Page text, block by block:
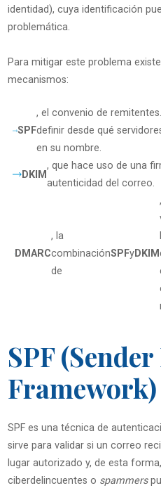
identidad), cuya identificación
problemática.
Para mitigar este problema
mecanismos:
SPF
, el convenio de
definir desde qué
en su nombre.
DKIM
, que hace uso de una
autenticidad del correo.
DMARC
, la
combinación
de
SPFyDKIM
SPF
Framework)
SPF es una técnica de
sirve para validar si un correo
lugar autorizado y, de esta
ciberdelincuentes o spammers